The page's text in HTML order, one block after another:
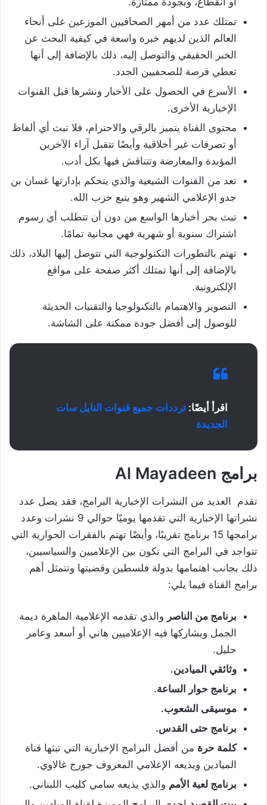
تمتلك عدد من أمهر الصحافيين الموزعين على أنحاء
العالم الذين لديهم خبرة واسعة في كيفية البحث عن
الخبر الحقيقي والتوصل إليه، ذلك بالإضافة إلى أنها
تعطي فرصة للصحفيين الجدد.
الأسرع في الحصول على الأخبار ونشرها قبل القنوات
الإخبارية الأخرى.
محتوى القناة يتميز بالرقي والاحترام، فلا تبث أي ألفاظ
أو تصرفات غير أخلاقية وأيضًا تتقبل آراء الآخرين
المؤيدة والمعارضة وتتناقش فيها بكل أدب.
تعد من القنوات الشيعية والذي يتحكم بإدارتها غسان بن
جدو الإعلامي الشهير وهو يتبع حزب الله.
تبث بحر أخبارها الواسع من دون أن تتطلب أي رسوم
اشتراك سنوية أو شهرية فهي مجانية تمامًا.
تهتم بالتطورات التكنولوجية التي تتوصل إليها البلاد، ذلك
بالإضافة إلى أنها تمتلك أكثر صفحة على مواقع
الإلكترونية.
التصوير والاهتمام بالتكنولوجيا والتقنيات الحديثة
للوصول إلى أفضل جودة ممكنة على الشاشة.
اقرأ أيضًا: ترددات جميع قنوات النايل سات
الجديدة
برامج Al Mayadeen
تقدم العديد من النشرات الإخبارية البرامج، فقد يصل عدد
نشراتها الإخبارية التي تقدمها يوميًا حوالي 9 نشرات وعدد
برامجها 15 برنامج تقريبًا، وأيضًا تهتم بالفقرات الحوارية التي
تتواجد في البرامج التي تكون بين الإعلاميين والسياسيين،
ذلك بجانب اهتمامها بدولة فلسطين وقضيتها وتتمثل أهم
برامج القناة فيما يلي:
برنامج من الناصر والذي تقدمه الإعلامية الماهرة ديمة
الجمل ويشاركها فيه الإعلاميين هاني أو أسعد وعامر
حليل.
وثائقي الميادين.
برنامج حوار الساعة.
موسيقى الشعوب.
برنامج حتى القدس.
كلمة حرة من أفضل البرامج الإخبارية التي تبثها قناة
الميادين ويذيعه الإعلامي المعروف جورج غالاوي.
برنامج لعبة الأمم والذي يذيعه سامي كليب اللبناني.